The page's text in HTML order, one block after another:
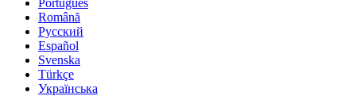
Português
Română
Русский
Español
Svenska
Türkçe
Українська